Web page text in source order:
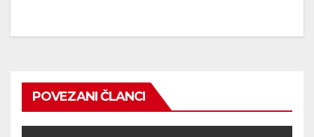
POVEZANI ČLANCI